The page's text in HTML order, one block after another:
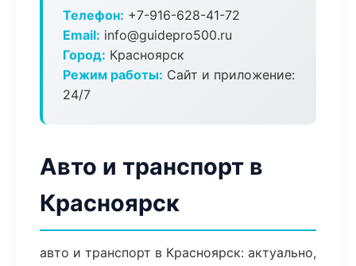
Телефон: +7-916-628-41-72
Email: info@guidepro500.ru
Город: Красноярск
Режим работы: Сайт и приложение:
24/7
Авто и транспорт в
Красноярск
авто и транспорт в Красноярск: актуально,